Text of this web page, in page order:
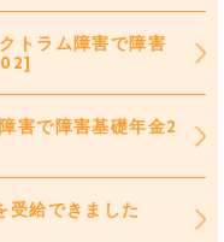
トラム障害で障害
害で障害基礎年金2
受給できました